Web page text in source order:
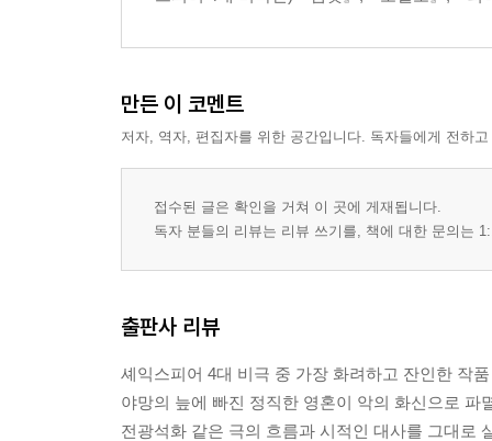
만든 이 코멘트
저자, 역자, 편집자를 위한 공간입니다. 독자들에게 전하
접수된 글은 확인을 거쳐 이 곳에 게재됩니다.
독자 분들의 리뷰는 리뷰 쓰기를, 책에 대한 문의는
출판사 리뷰
셰익스피어 4대 비극 중 가장 화려하고 잔인한 작품
야망의 늪에 빠진 정직한 영혼이 악의 화신으로 파
전광석화 같은 극의 흐름과 시적인 대사를 그대로